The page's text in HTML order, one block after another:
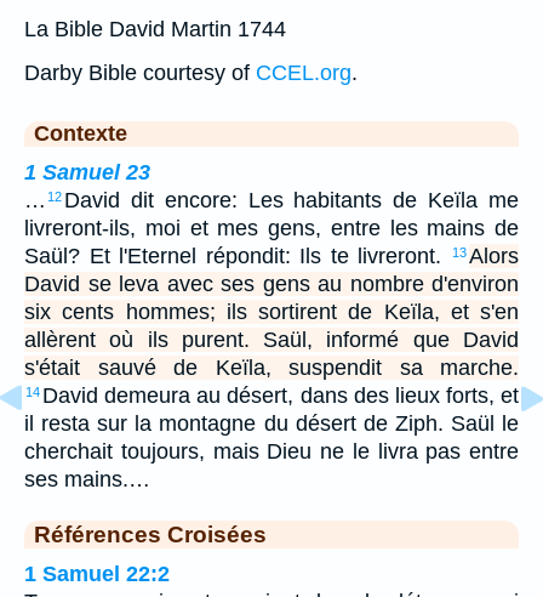
La Bible David Martin 1744
Darby Bible courtesy of CCEL.org.
Contexte
1 Samuel 23
… 12 David dit encore: Les habitants de Keïla me
livreront-ils, moi et mes gens, entre les mains de
Saül? Et l'Eternel répondit: Ils te livreront.
13Alors
David se leva avec ses gens au nombre d'environ
six cents hommes; ils sortirent de Keïla, et s'en
allèrent où ils purent. Saül, informé que David
s'était sauvé de Keïla, suspendit sa marche.
14 David demeura au désert, dans des lieux forts, et
il resta sur la montagne du désert de Ziph. Saül le
cherchait toujours, mais Dieu ne le livra pas entre
ses mains.…
Références Croisées
1 Samuel 22:2